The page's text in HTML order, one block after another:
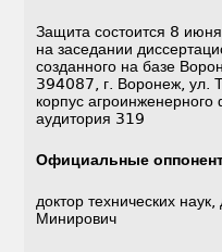
Защита состоится 8
на заседании
созданного на базе
394087, г. Воронеж, ул.
корпус
аудитория 319
Официальные
доктор технических
Минирович